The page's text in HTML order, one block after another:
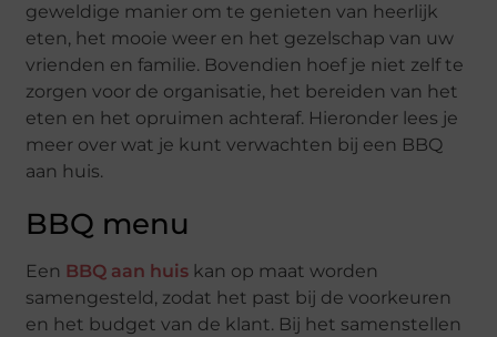
geweldige manier om te genieten van heerlijk
eten, het mooie weer en het gezelschap van uw
vrienden en familie. Bovendien hoef je niet zelf te
zorgen voor de organisatie, het bereiden van het
eten en het opruimen achteraf. Hieronder lees je
meer over wat je kunt verwachten bij een BBQ
aan huis.
BBQ menu
Een BBQ aan huis kan op maat worden
samengesteld, zodat het past bij de voorkeuren
en het budget van de klant. Bij het samenstellen